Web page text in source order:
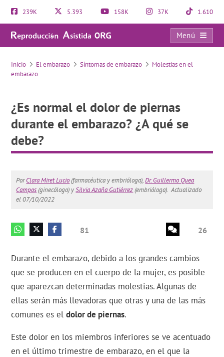
239K 5.393 158K 37K 1.610
Menú
¿Es normal el dolor de piernas durante el embarazo? ¿A qué se debe?
Inicio El embarazo Síntomas de embarazo
Molestias en el
embarazo
¿Es normal el dolor de piernas
durante el embarazo? ¿A qué se
debe?
PorClara Miret Lucio(farmacéutica y embrióloga),Dr. Guillermo Quea
Campos(ginecólogo) ySilvia Azaña Gutiérrez(embrióloga). Actualizado
el 07/10/2022
81 26
Durante el embarazo, debido a los grandes cambios
que se producen en el cuerpo de la mujer, es posible
que aparezcan determinadas molestias. Algunas de
ellas serán más llevadoras que otras y una de las más
comunes es eldolor de piernas.
Este dolor en los miembros inferiores se ve acentuado
en el último trimestre de embarazo, en el que la